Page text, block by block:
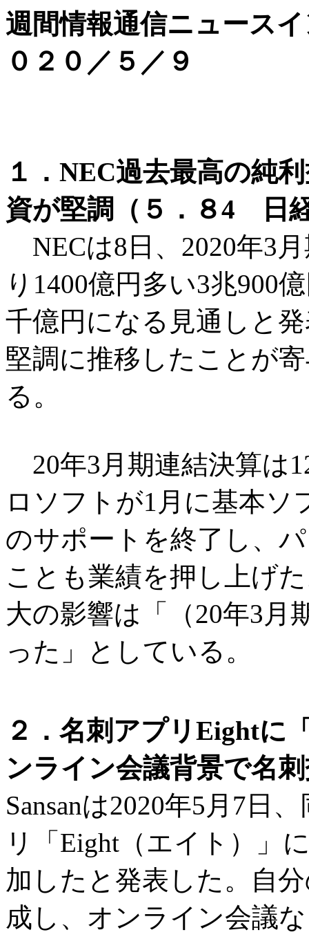
週間情報通信ニュース
０２０／５／９
１．NEC過去最高の純
資が堅調（５．８4 日
NECは8日、2020年3
り1400億円多い3兆900
千億円になる見通しと
堅調に推移したことが
る。
20年3月期連結決算は
ロソフトが1月に基本ソ
のサポートを終了し、
ことも業績を押し上げ
大の影響は「（20年3月
った」としている。
２．名刺アプリEightに
ンライン会議背景で名
Sansanは2020年5月7日
リ「Eight（エイト）」
加したと発表した。自
成し、オンライン会議